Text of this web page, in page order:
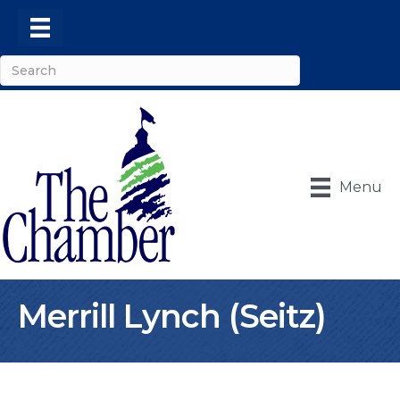
Menu
Merrill Lynch (Seitz)